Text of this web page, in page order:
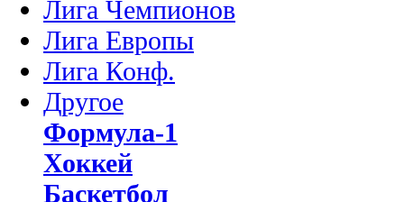
Лига Чемпионов
Лига Европы
Лига Конф.
Другое
Формула-1
Хоккей
Баскетбол